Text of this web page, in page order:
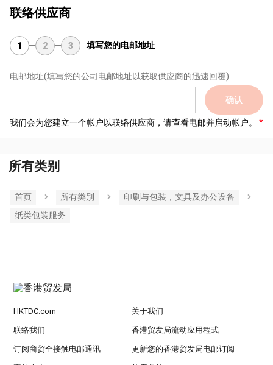
联络供应商
1 2 3 填写您的电邮地址
电邮地址(填写您的公司电邮地址以获取供应商的迅速回覆)
确认
我们会为您建立一个帐户以联络供应商，请查看电邮并启动帐户。
所有类别
首页 所有类別
印刷与包装，文具及办公设备
纸类包装服务
HKTDC.com 关于我们
联络我们 香港贸发局流动应用程式
订阅商贸全接触电邮通讯 更新您的香港贸发局电邮订阅